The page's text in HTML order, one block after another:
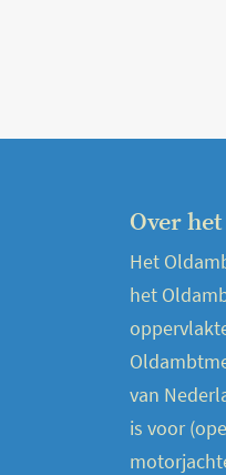
Over
Het
het
van
is voor